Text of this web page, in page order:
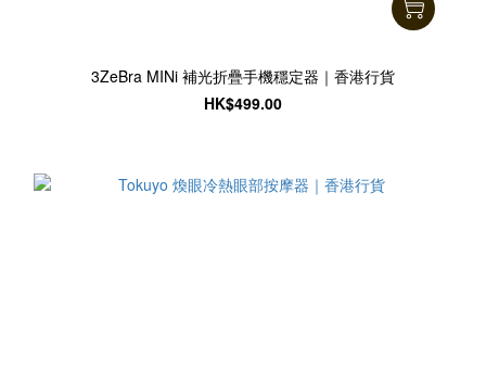
3ZeBra MINi 補光折疊手機穩定器｜香港行貨
HK$499.00